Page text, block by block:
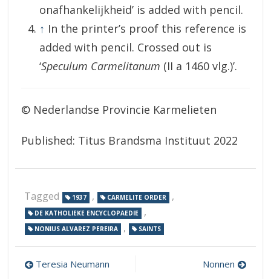
onafhankelijkheid’ is added with pencil.
↑ In the printer’s proof this reference is
added with pencil. Crossed out is
‘Speculum Carmelitanum (II a 1460 vlg.)’.
© Nederlandse Provincie Karmelieten
Published: Titus Brandsma Instituut 2022
Tagged 1937 , CARMELITE ORDER ,
DE KATHOLIEKE ENCYCLOPAEDIE ,
NONIUS ALVAREZ PEREIRA , SAINTS
Post
Teresia Neumann Nonnen